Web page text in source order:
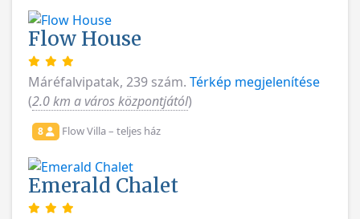
Flow House
Máréfalvipatak, 239 szám. Térkép megjelenítése
(2.0 km a város központjától)
8 Flow Villa – teljes ház
Emerald Chalet